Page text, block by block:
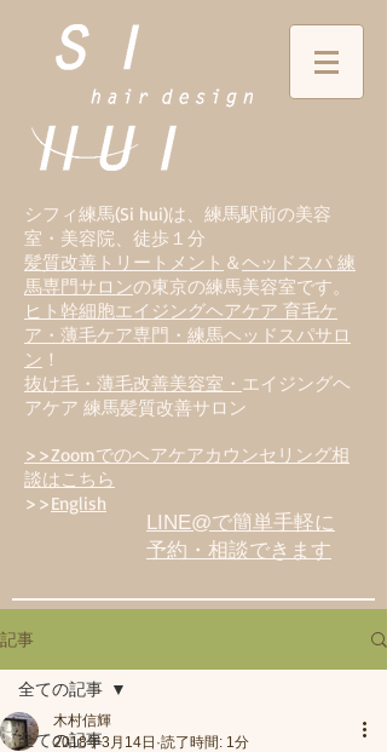
シフィ練馬(Si hui)は、 練馬駅前の美容
室・美容院、徒歩１分
髪質改善トリートメント ＆ヘッドスパ 練
馬専門サロンの東京の練馬美容室です。
ヒト幹細胞エイジングヘアケア 育毛ケ
ア・薄毛ケア専門・練馬ヘッドスパサロ
ン ！
抜け毛・薄毛改善美容室・ エイジングヘ
アケア 練馬髪質改善サロン
>>Zoomでのヘアケアカウンセリング相
談はこちら
>>English
LINE@で簡単手軽に
予約・相談できます
記事
全ての記事
全ての記事
木村信輝
2018年3月14日 読了時間: 1分